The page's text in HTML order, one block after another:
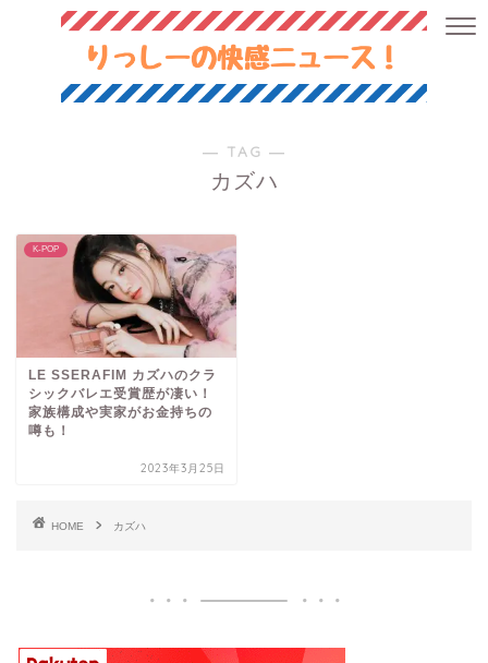
― TAG ―
カズハ
K-POP
LE SSERAFIM カズハのクラ
シックバレエ受賞歴が凄い！
家族構成や実家がお金持ちの
噂も！
2023年3月25日
HOME カズハ